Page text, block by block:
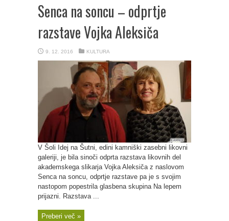
Senca na soncu – odprtje
razstave Vojka Aleksiča
9. 12. 2016 KULTURA
V Šoli Idej na Šutni, edini kamniški zasebni likovni
galeriji, je bila sinoči odprta razstava likovnih del
akademskega slikarja Vojka Aleksiča z naslovom
Senca na soncu, odprtje razstave pa je s svojim
nastopom popestrila glasbena skupina Na lepem
prijazni. Razstava ...
Preberi več »